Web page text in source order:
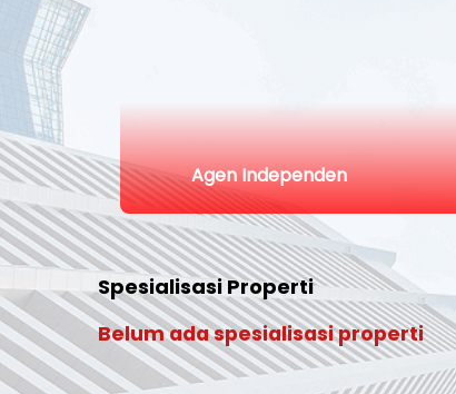
Agen Independen
Spesialisasi Properti
Belum ada spesialisasi properti